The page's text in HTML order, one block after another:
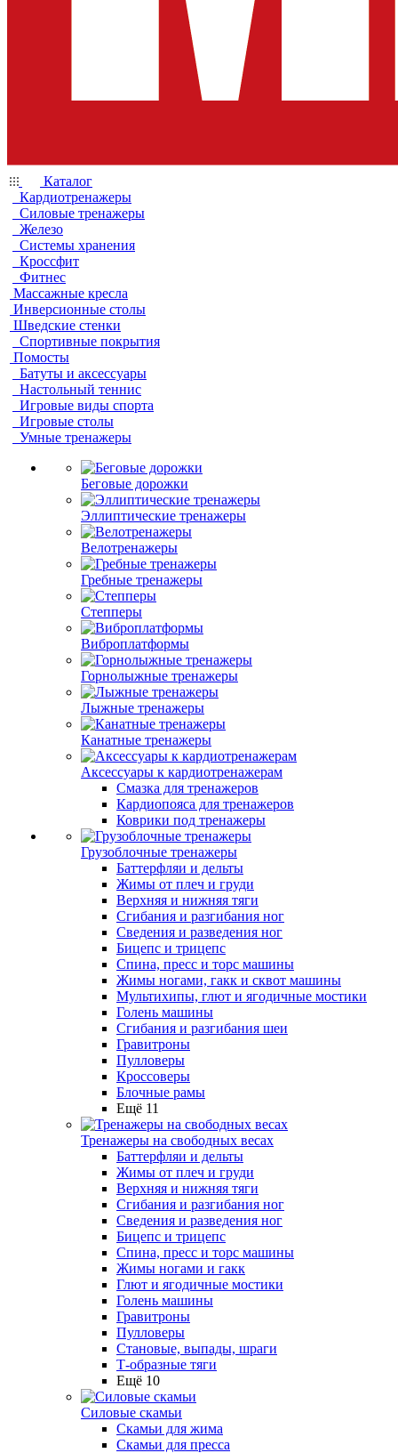
Каталог
Кардиотренажеры
Силовые тренажеры
Железо
Системы хранения
Кроссфит
Фитнес
Массажные кресла
Инверсионные столы
Шведские стенки
Спортивные покрытия
Помосты
Батуты и аксессуары
Настольный теннис
Игровые виды спорта
Игровые столы
Умные тренажеры
Беговые дорожки
Эллиптические тренажеры
Велотренажеры
Гребные тренажеры
Степперы
Виброплатформы
Горнолыжные тренажеры
Лыжные тренажеры
Канатные тренажеры
Аксессуары к кардиотренажерам
Смазка для тренажеров
Кардиопояса для тренажеров
Коврики под тренажеры
Грузоблочные тренажеры
Баттерфляи и дельты
Жимы от плеч и груди
Верхняя и нижняя тяги
Сгибания и разгибания ног
Сведения и разведения ног
Бицепс и трицепс
Спина, пресс и торс машины
Жимы ногами, гакк и сквот машины
Мультихипы, глют и ягодичные мостики
Голень машины
Сгибания и разгибания шеи
Гравитроны
Пулловеры
Кроссоверы
Блочные рамы
Ещё 11
Тренажеры на свободных весах
Баттерфляи и дельты
Жимы от плеч и груди
Верхняя и нижняя тяги
Сгибания и разгибания ног
Сведения и разведения ног
Бицепс и трицепс
Спина, пресс и торс машины
Жимы ногами и гакк
Глют и ягодичные мостики
Голень машины
Гравитроны
Пулловеры
Становые, выпады, шраги
Т-образные тяги
Ещё 10
Силовые скамьи
Скамьи для жима
Скамьи для пресса